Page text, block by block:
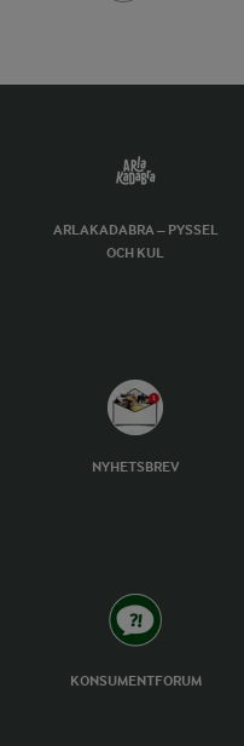
ARLAKADABRA – PYSSEL
OCH KUL
NYHETSBREV
KONSUMENTFORUM